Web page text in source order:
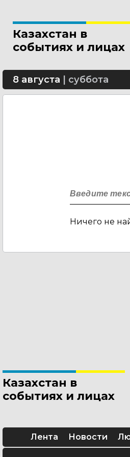
Казахстан в
событиях и лицах
8 августа суббота
Ничего не
Казахстан в
событиях и лицах
Лента Новости